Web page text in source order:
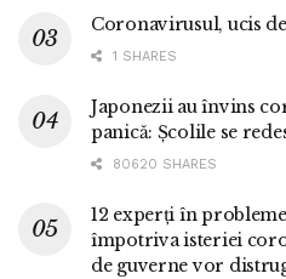
Coronavirusul, ucis
1 SHARES
Japonezii au învins
panică: Școlile se
80620 SHARES
12 experți în
împotriva isteriei
de guverne vor